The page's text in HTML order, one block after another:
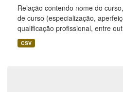
Relação contendo nome do
de curso (especialização,
qualificação profissional, entre
CSV